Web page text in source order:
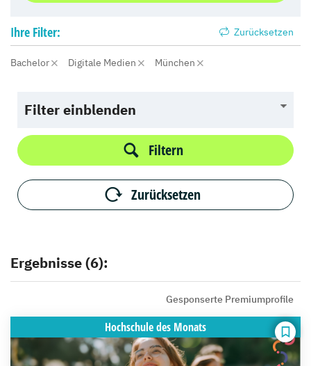
Ihre Filter: Zurücksetzen
Bachelor Digitale Medien München
Filter einblenden
Filtern
Zurücksetzen
Ergebnisse (6):
Gesponserte Premiumprofile
Hochschuledes Monats